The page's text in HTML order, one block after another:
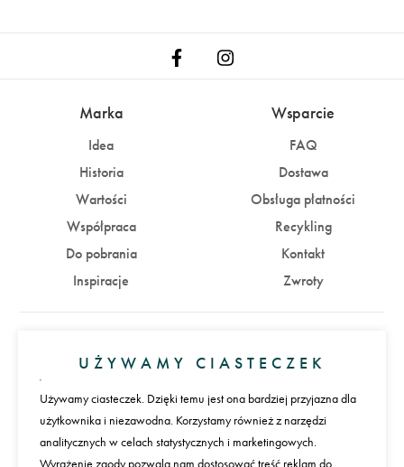
Marka
Idea
Historia
Wartości
Współpraca
Do pobrania
Inspiracje
Wsparcie
FAQ
Dostawa
Obsługa płatności
Recykling
Kontakt
Zwroty
Zaloguj się Załóż konto
Płatności
UŻYWAMY CIASTECZEK
Używamy ciasteczek. Dzięki temu jest ona bardziej przyjazna dla
użytkownika i niezawodna. Korzystamy również z narzędzi
analitycznych w celach statystycznych i marketingowych.
Wyrażenie zgody pozwala nam dostosować treść reklam do